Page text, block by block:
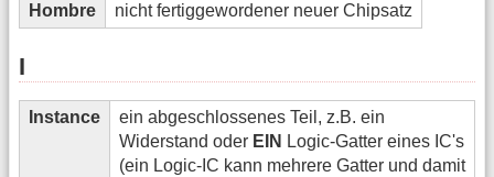
Hombre
nicht fertiggewordener neuer Chipsatz
I
Instance
ein abgeschlossenes Teil, z.B. ein
Widerstand oder EIN Logic-Gatter eines IC's
(ein Logic-IC kann mehrere Gatter und damit